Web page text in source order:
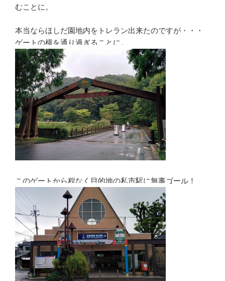
むことに。
本当ならほしだ園地内をトレラン出来たのですが・・・
ゲートの横を通り過ぎることに。
このゲートから程なく目的地の私市駅に無事ゴール！